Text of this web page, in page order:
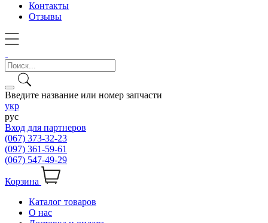
Контакты
Отзывы
Введите название или номер запчасти
укр
рус
Вход для партнеров
(067) 373-32-23
(097) 361-59-61
(067) 547-49-29
Корзина
Каталог товаров
О нас